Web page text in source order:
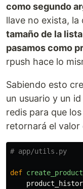
como segundo
llave no exista, la
tamaño de la
pasamos como
rpush hace lo
Sabiendo esto
un usuario y un
redis para que
retornará el valor
def